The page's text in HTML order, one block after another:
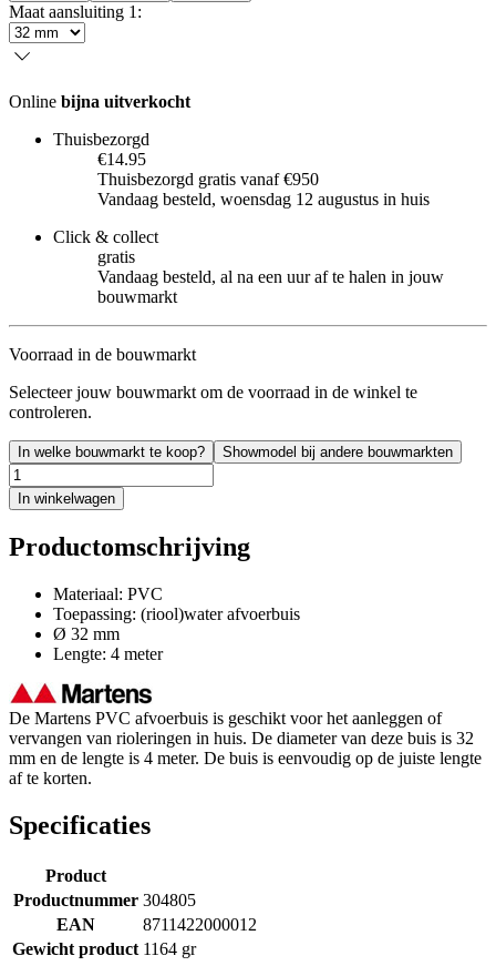
Maat aansluiting 1 :
Online bijna uitverkocht
Thuisbezorgd
€14.95
Thuisbezorgd gratis vanaf €950
Vandaag besteld, woensdag 12 augustus in huis
Click & collect
gratis
Vandaag besteld, al na een uur af te halen in jouw
bouwmarkt
Voorraad in de bouwmarkt
Selecteer jouw bouwmarkt om de voorraad in de winkel te
controleren.
In welke bouwmarkt te koop? Showmodel bij andere bouwmarkten
In winkelwagen
Productomschrijving
Materiaal: PVC
Toepassing: (riool)water afvoerbuis
Ø 32 mm
Lengte: 4 meter
De Martens PVC afvoerbuis is geschikt voor het aanleggen of
vervangen van rioleringen in huis. De diameter van deze buis is 32
mm en de lengte is 4 meter. De buis is eenvoudig op de juiste lengte
af te korten.
Specificaties
Product
Productnummer 304805
EAN
8711422000012
Gewicht product 1164 gr